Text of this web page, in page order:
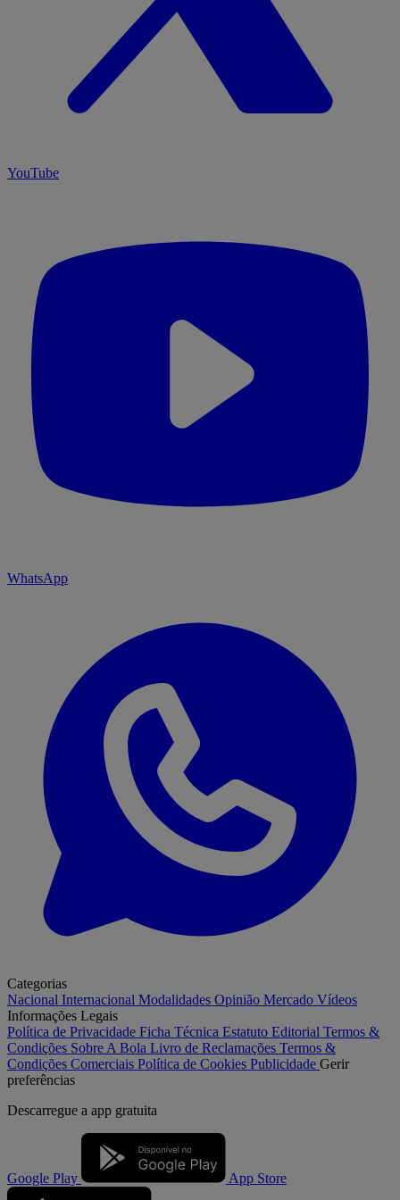
YouTube
WhatsApp
Categorias
Nacional Internacional Modalidades Opinião Mercado Vídeos
Informações Legais
Política de Privacidade Ficha Técnica Estatuto Editorial Termos &
Condições Sobre A Bola Livro de Reclamações Termos &
Condições Comerciais Política de Cookies Publicidade Gerir
preferências
Descarregue a app gratuita
Google Play App Store